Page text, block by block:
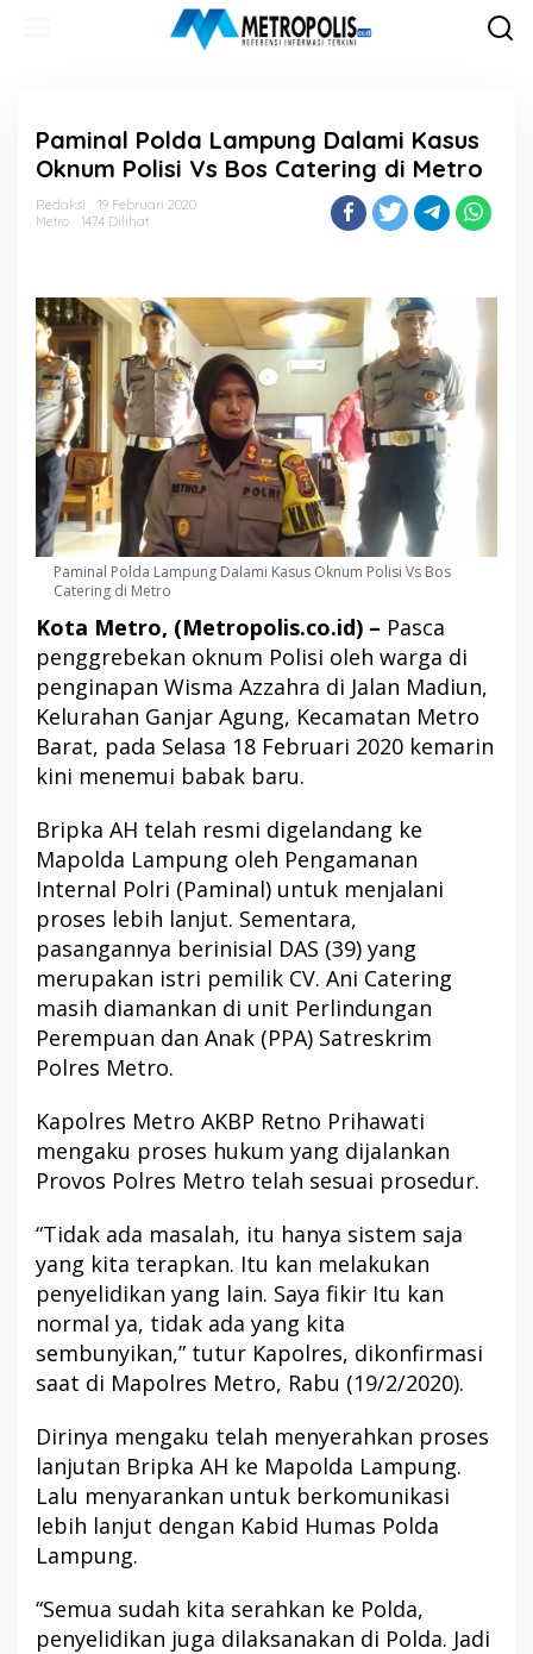
Paminal Polda Lampung Dalami Kasus
Oknum Polisi Vs Bos Catering di Metro
Redaksi
19 Februari 2020
Metro
1474 Dilihat
Paminal Polda Lampung Dalami Kasus Oknum Polisi Vs Bos
Catering di Metro
Kota Metro, (Metropolis.co.id) – Pasca
penggrebekan oknum Polisi oleh warga di
penginapan Wisma Azzahra di Jalan Madiun,
Kelurahan Ganjar Agung, Kecamatan Metro
Barat, pada Selasa 18 Februari 2020 kemarin
kini menemui babak baru.
Bripka AH telah resmi digelandang ke
Mapolda Lampung oleh Pengamanan
Internal Polri (Paminal) untuk menjalani
proses lebih lanjut. Sementara,
pasangannya berinisial DAS (39) yang
merupakan istri pemilik CV. Ani Catering
masih diamankan di unit Perlindungan
Perempuan dan Anak (PPA) Satreskrim
Polres Metro.
Kapolres Metro AKBP Retno Prihawati
mengaku proses hukum yang dijalankan
Provos Polres Metro telah sesuai prosedur.
“Tidak ada masalah, itu hanya sistem saja
yang kita terapkan. Itu kan melakukan
penyelidikan yang lain. Saya fikir Itu kan
normal ya, tidak ada yang kita
sembunyikan,” tutur Kapolres, dikonfirmasi
saat di Mapolres Metro, Rabu (19/2/2020).
Dirinya mengaku telah menyerahkan proses
lanjutan Bripka AH ke Mapolda Lampung.
Lalu menyarankan untuk berkomunikasi
lebih lanjut dengan Kabid Humas Polda
Lampung.
“Semua sudah kita serahkan ke Polda,
penyelidikan juga dilaksanakan di Polda. Jadi